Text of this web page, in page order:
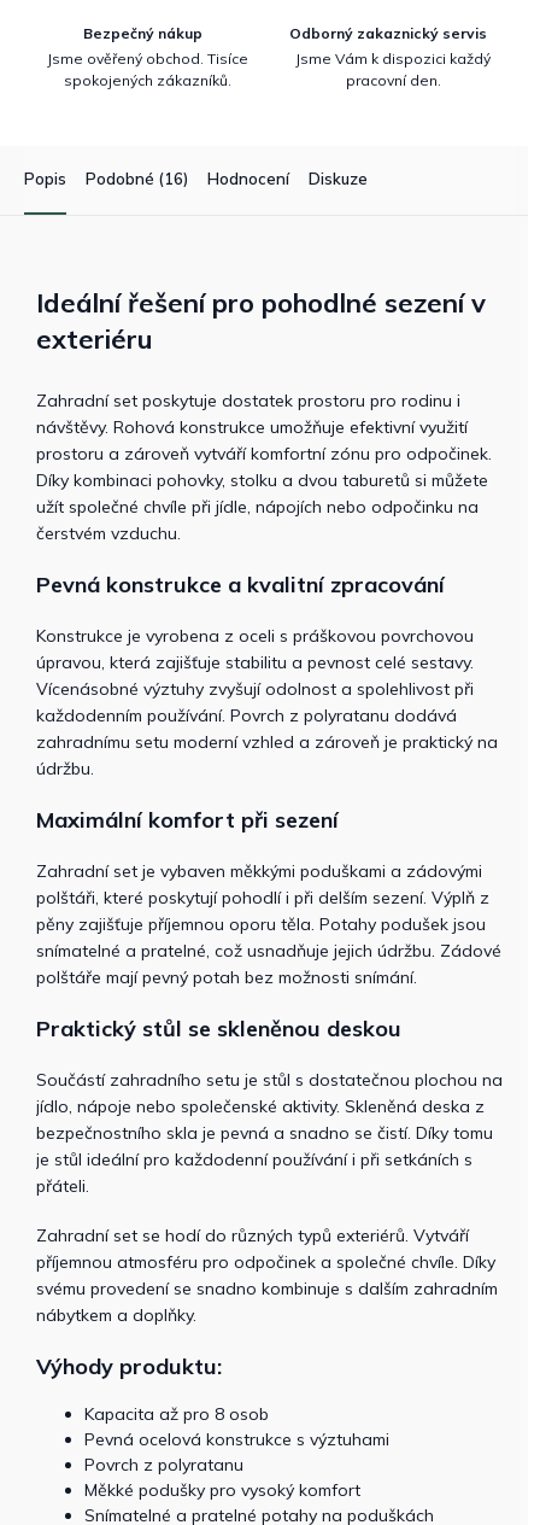
Bezpečný nákup
Jsme ověřený obchod. Tisíce
spokojených zákazníků.
Odborný zakaznický servis
Jsme Vám k dispozici každý
pracovní den.
Popis Podobné (16) Hodnocení Diskuze
Ideální řešení pro pohodlné sezení v
exteriéru
Zahradní set poskytuje dostatek prostoru pro rodinu i
návštěvy. Rohová konstrukce umožňuje efektivní využití
prostoru a zároveň vytváří komfortní zónu pro odpočinek.
Díky kombinaci pohovky, stolku a dvou taburetů si můžete
užít společné chvíle při jídle, nápojích nebo odpočinku na
čerstvém vzduchu.
Pevná konstrukce a kvalitní zpracování
Konstrukce je vyrobena z oceli s práškovou povrchovou
úpravou, která zajišťuje stabilitu a pevnost celé sestavy.
Vícenásobné výztuhy zvyšují odolnost a spolehlivost při
každodenním používání. Povrch z polyratanu dodává
zahradnímu setu moderní vzhled a zároveň je praktický na
údržbu.
Maximální komfort při sezení
Zahradní set je vybaven měkkými poduškami a zádovými
polštáři, které poskytují pohodlí i při delším sezení. Výplň z
pěny zajišťuje příjemnou oporu těla. Potahy podušek jsou
snímatelné a pratelné, což usnadňuje jejich údržbu. Zádové
polštáře mají pevný potah bez možnosti snímání.
Praktický stůl se skleněnou deskou
Součástí zahradního setu je stůl s dostatečnou plochou na
jídlo, nápoje nebo společenské aktivity. Skleněná deska z
bezpečnostního skla je pevná a snadno se čistí. Díky tomu
je stůl ideální pro každodenní používání i při setkáních s
přáteli.
Zahradní set se hodí do různých typů exteriérů. Vytváří
příjemnou atmosféru pro odpočinek a společné chvíle. Díky
svému provedení se snadno kombinuje s dalším zahradním
nábytkem a doplňky.
Výhody produktu:
Kapacita až pro 8 osob
Pevná ocelová konstrukce s výztuhami
Povrch z polyratanu
Měkké podušky pro vysoký komfort
Snímatelné a pratelné potahy na poduškách